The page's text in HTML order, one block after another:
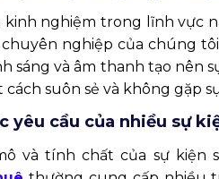
kinh nghiệm trong lĩnh vực
nghiệp của chúng
sáng và âm thanh tạo nên
cách suôn sẻ và không gặp
yêu cầu của nhiều sự
và tính chất của sự kiện